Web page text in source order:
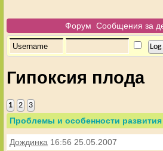
Форум Сообщения за
Гипоксия плода
1 2 3
Проблемы и особенности
Дождинка 16:56 25.05.2007